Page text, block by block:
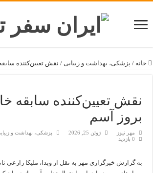
خانه / پزشکی، بهداشت و زیبایی / نقش تعیین‌کننده
نقش تعیین‌کننده سابقه
بروز آسم
مهر نیوز ژوئن 25, 2026 پزشکی، بهداشت و
0 بازدید
به گزارش خبرگزاری مهر به نقل از وبدا، ملیکا زارعی